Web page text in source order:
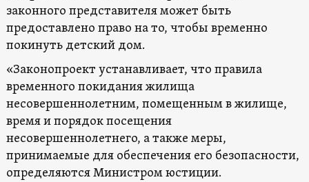
законного представителя может быть
предоставлено право на то, чтобы временно
покинуть детский дом.
«Законопроект устанавливает, что правила
временного покидания жилища
несовершеннолетним, помещенным в жилище,
время и порядок посещения
несовершеннолетнего, а также меры,
принимаемые для обеспечения его безопасности,
определяются Министром юстиции.